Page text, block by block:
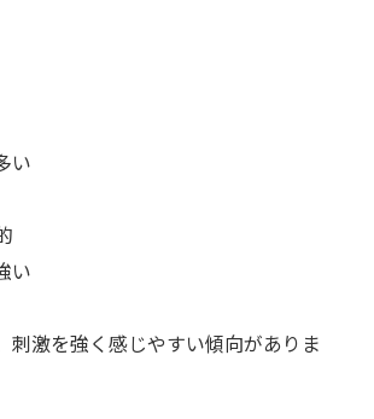
い
い
刺激を強く感じやすい傾向がありま